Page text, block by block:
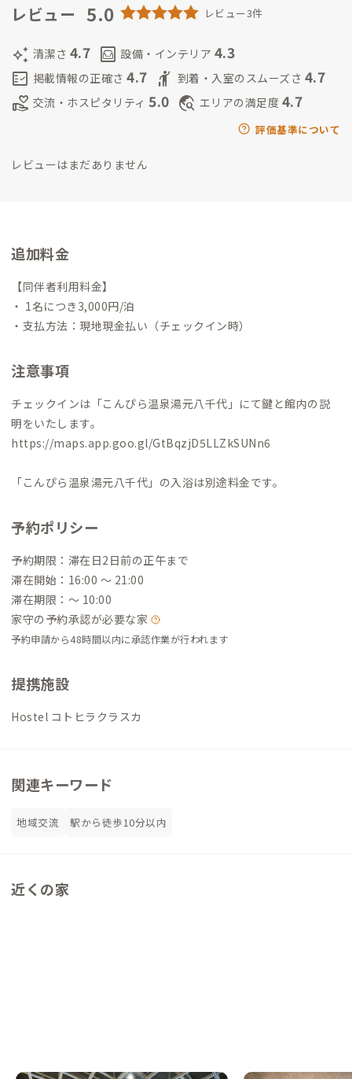
にも恵まれた魅力的な土地です。一方で、観光客の「通過点」に
楽しんでもらうための新しい受け皿が求められていました。
こで生まれたのが「コトヒラクラスカ」です。
連携して、様々なイベントも開催しておりますので琴平での暮ら
しをお楽しみ下さい。
レビュー 5.0 レビュー3件
auto_awesome 清潔さ 4.7 living 設備・インテリア 4.3
fact_check 掲載情報の正確さ 4.7 hail 到着・入室のスムーズさ 4.7
volunteer_activism 交流・ホスピタリティ 5.0 travel_explore エリアの満足度 4.7
評価基準について
レビューはまだありません
追加料金
【同伴者利用料金】
・ 1名につき3,000円/泊
・支払方法：現地現金払い（チェックイン時）
注意事項
チェックインは「こんぴら温泉湯元八千代」にて鍵と館内の説
明をいたします。
https://maps.app.goo.gl/GtBqzjD5LLZkSUNn6
「こんぴら温泉湯元八千代」の入浴は別途料金です。
予約ポリシー
予約期限：滞在日2日前の正午まで
滞在開始：16:00 〜 21:00
滞在期限：〜 10:00
家守の予約承認が必要な家
予約申請から48時間以内に承認作業が行われます
提携施設
Hostel コトヒラクラスカ
関連キーワード
地域交流 駅から徒歩10分以内
近くの家